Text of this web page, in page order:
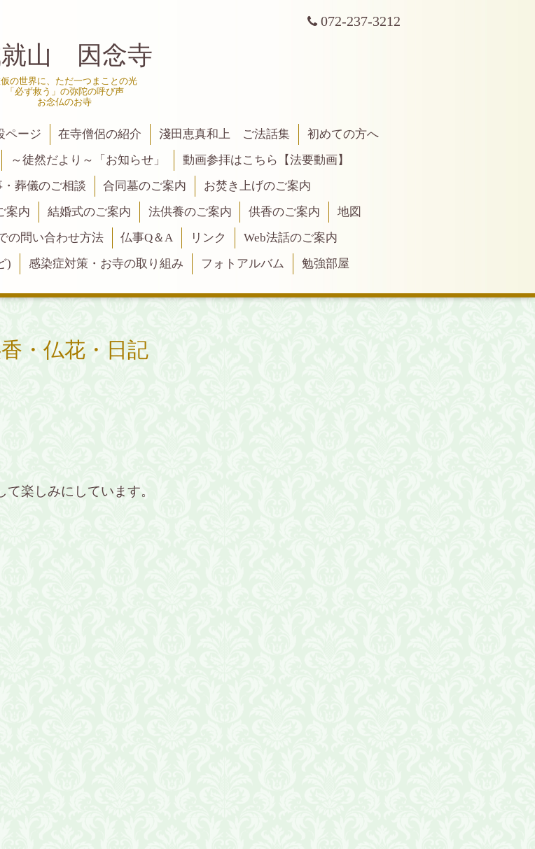
072-237-3212
就山 因念寺
の世界に、ただ一つまことの光
「必ず救う」の弥陀の呼び声
お念仏のお寺
ページ 在寺僧侶の紹介 淺田恵真和上 ご法話集
初めての方へ
～徒然だより～「お知らせ」
動画参拝はこちら【法要動画】
葬儀のご相談 合同墓のご案内
お焚き上げのご案内
案内
結婚式のご案内 法供養のご案内 供香のご案内
地図
の問い合わせ方法 仏事Q＆A リンク
Web法話のご案内
)
感染症対策・お寺の取り組み フォトアルバム 勉強部屋
・仏花・日記
楽しみにしています。